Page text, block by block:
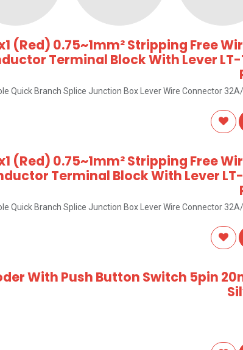
(Red) 0.75~1mm² Stripping Free
Terminal Block With Lever
Quick Branch Splice Junction Box Lever Wire Connector
(Red) 0.75~1mm² Stripping Free
Terminal Block With Lever
Quick Branch Splice Junction Box Lever Wire Connector
With Push Button Switch 5pin